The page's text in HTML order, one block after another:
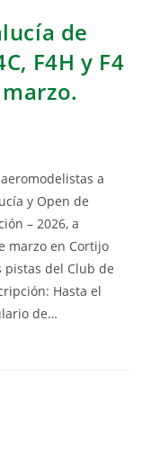
de
F4H y F4
a
y Open de
– 2026, a
marzo en Cortijo
pistas del Club de
Hasta el
de…